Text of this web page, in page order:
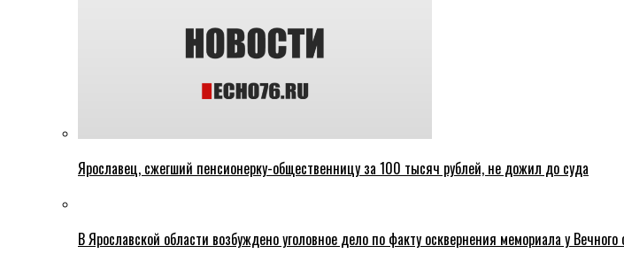
Ярославец, сжегший пенсионерку-общественницу за 100 тысяч рублей, не дожил до суда
В Ярославской области возбуждено уголовное дело по факту осквернения мемориала у Вечного